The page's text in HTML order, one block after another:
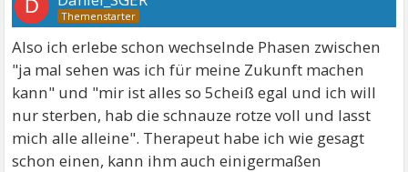
D
Also ich erlebe schon wechselnde Phasen zwischen
"ja mal sehen was ich für meine Zukunft machen
kann" und "mir ist alles so 5cheiß egal und ich will
nur sterben, hab die schnauze rotze voll und lasst
mich alle alleine". Therapeut habe ich wie gesagt
schon einen, kann ihm auch einigermaßen